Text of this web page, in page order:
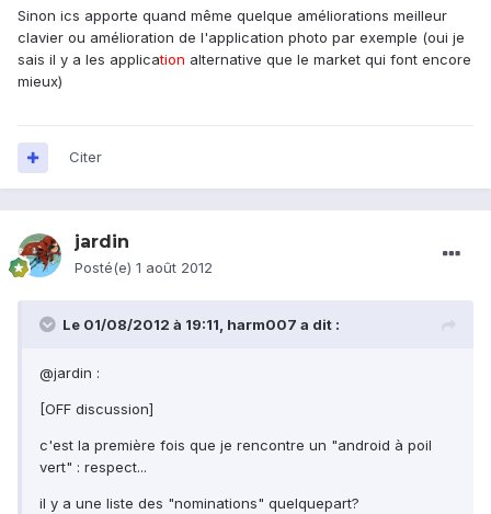
Sinon ics apporte quand même quelque améliorations meilleur
clavier ou amélioration de l'application photo par exemple (oui je
sais il y a les application alternative que le market qui font encore
mieux)
Citer
jardin
Posté(e) 1 août 2012
Le 01/08/2012 à 19:11, harm007 a dit :
@jardin :
[OFF discussion]
c'est la première fois que je rencontre un "android à poil
vert" : respect...
il y a une liste des "nominations" quelquepart?